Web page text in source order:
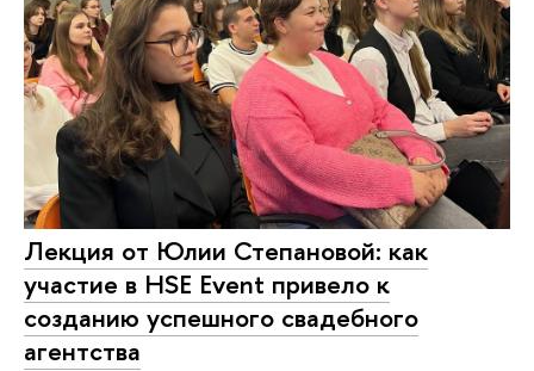
Лекция от Юлии Степановой: как
участие в HSE Event привело к
созданию успешного свадебного
агентства